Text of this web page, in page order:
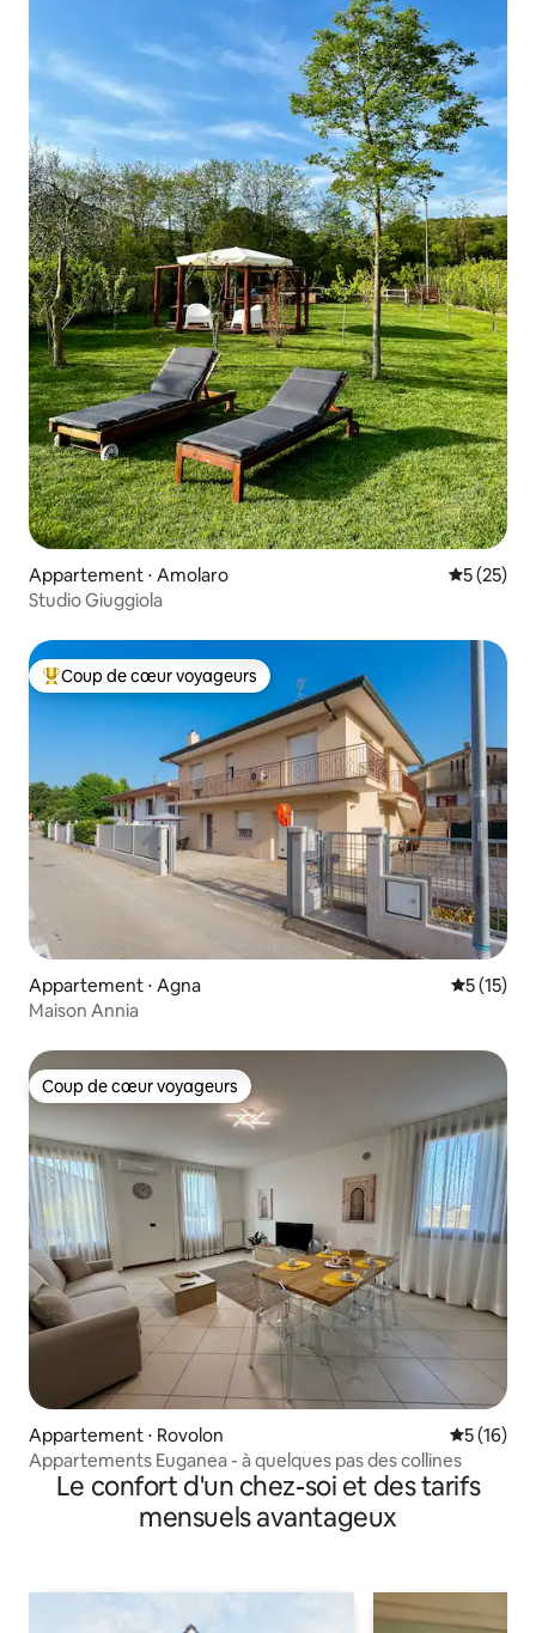
Appartement ⋅ Amolaro
5 (25)
Studio Giuggiola
Coups de cœur voyageurs les plus appréciés
Coup de cœur voyageurs
Appartement ⋅ Agna
5 (15)
Maison Annia
Coup de cœur voyageurs
Coup de cœur voyageurs
Appartement ⋅ Rovolon
5 (16)
Appartements Euganea - à quelques pas des collines
Le confort d'un chez-soi et des tarifs
mensuels avantageux